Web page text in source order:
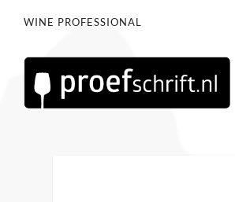
WINE PROFESSIONAL